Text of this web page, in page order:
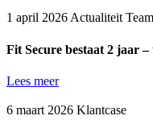
1 april 2026 Actualiteit Team
Fit Secure bestaat 2 jaar
Lees meer
6 maart 2026 Klantcase